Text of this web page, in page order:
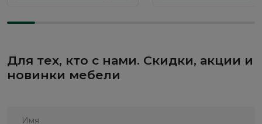
Для тех, кто с нами. Скидки, акции и
новинки мебели